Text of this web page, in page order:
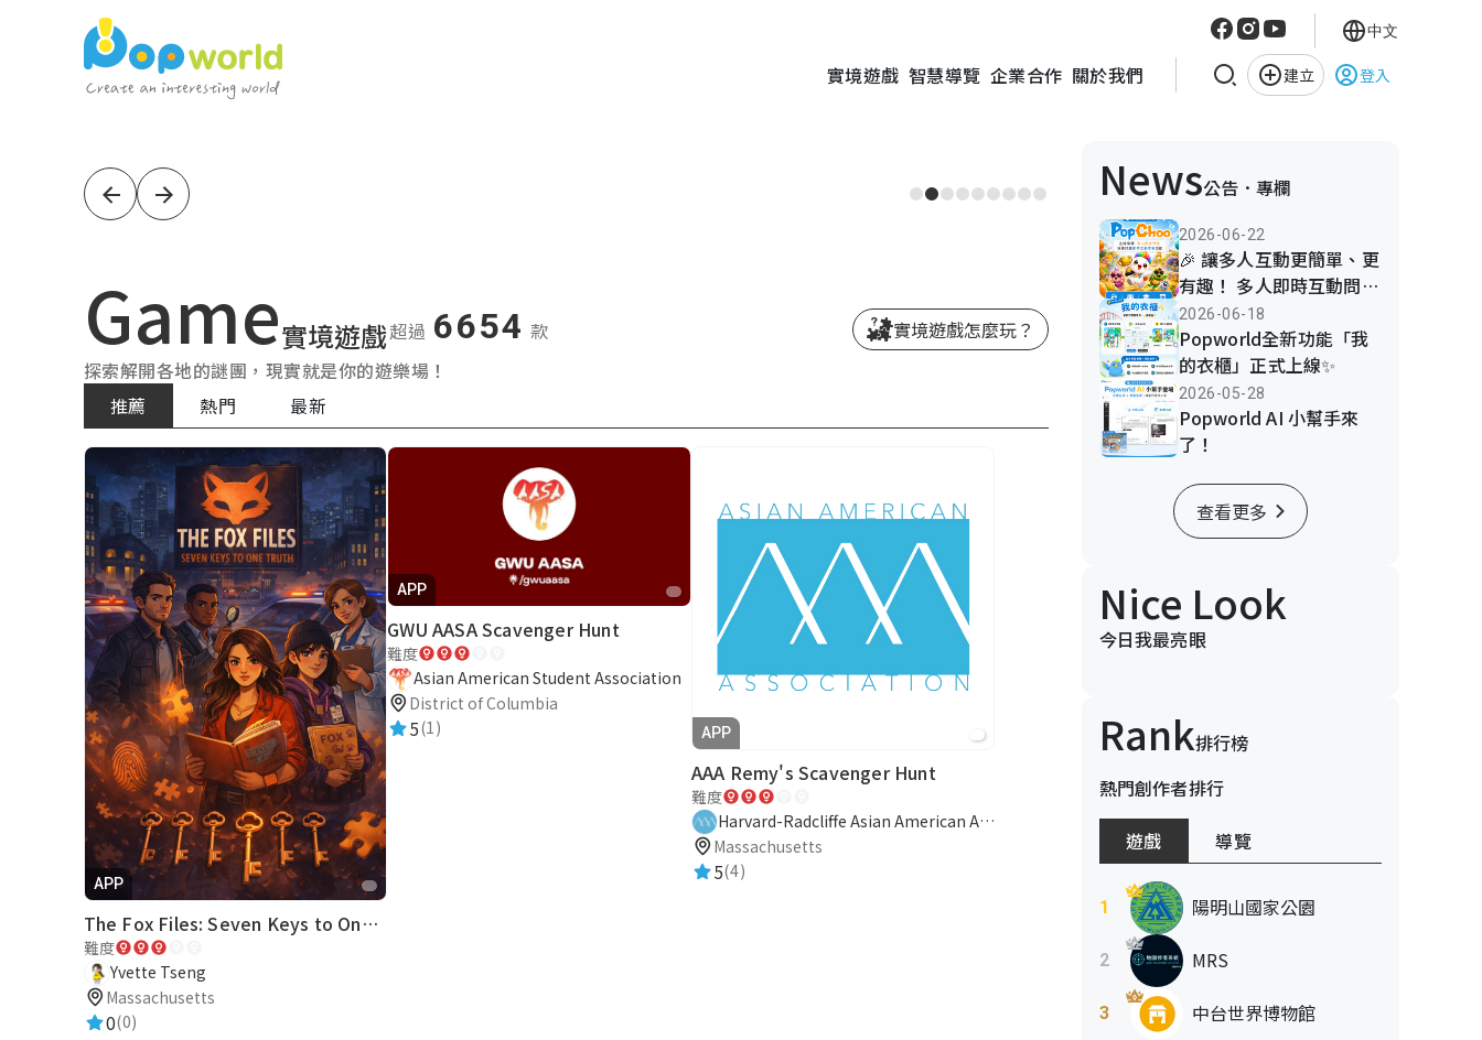
實境遊戲 智慧導覽 企業合作 關於我們 建立 登入
中文
Popworld
最
大
實
境
遊
戲
&
智
慧
導
覽
平
台
x
Game實境遊戲超過 6654 款
探索解開各地的謎團，現實就是你的遊樂場！
推薦
熱門 最新
APP
The Fox Files: Seven Keys to One Truth
難度
Yvette Tseng
Massachusetts
0(0)
APP
GWU AASA Scavenger Hunt
難度
Asian American Student Association
District of Columbia
5(1) APP
AAA Remy's Scavenger Hunt
難度
Harvard-Radcliffe Asian American Association
Massachusetts
5(4)
實境遊戲怎麼玩？
News公告．專欄
2026-06-22
🎉 讓多人互動更簡單、更
有趣！ 多人即時互動問答
平台PopChoo 正式上線
啦！
2026-06-18
Popworld全新功能「我
的衣櫃」正式上線✨
2026-05-28
Popworld AI 小幫手來
了！
查看更多
Nice Look
今日我最亮眼
Rank排行榜
熱門創作者排行
遊戲
導覽
1 陽明山國家公園
2 MRS
3
中台世界博物館